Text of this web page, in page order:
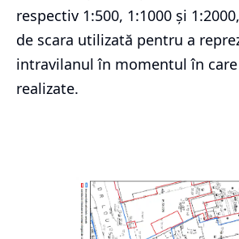
respectiv 1:500, 1:1000 și
de scara utilizată pentru a
intravilanul în momentul în
realizate.